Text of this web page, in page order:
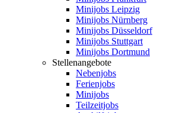
Minijobs Leipzig
Minijobs Nürnberg
Minijobs Düsseldorf
Minijobs Stuttgart
Minijobs Dortmund
Stellenangebote
Nebenjobs
Ferienjobs
Minijobs
Teilzeitjobs